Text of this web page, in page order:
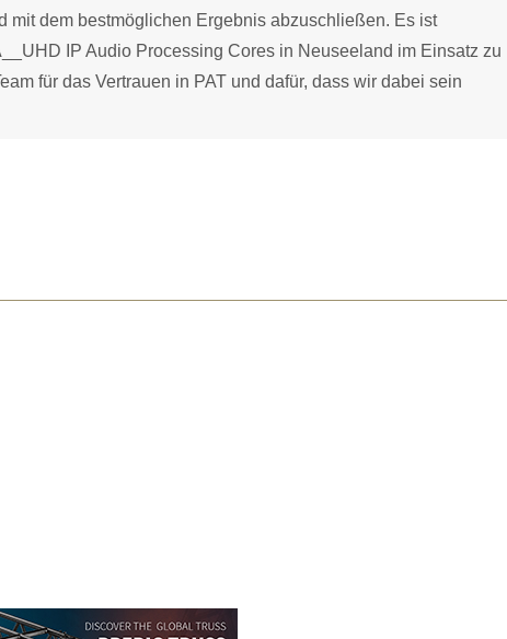
mit dem bestmöglichen Ergebnis abzuschließen. Es ist
IP Audio Processing Cores in Neuseeland im Einsatz zu
für das Vertrauen in PAT und dafür, dass wir dabei sein